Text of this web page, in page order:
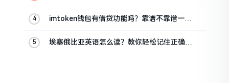
imtoken钱包有借贷功能吗？靠谱不靠谱一文
埃塞俄比亚英语怎么读？教你轻松记住正确发